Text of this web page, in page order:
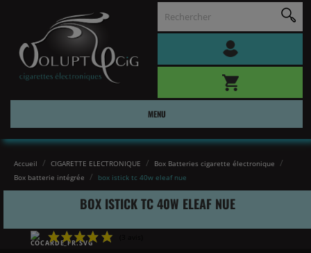
MENU
Accueil CIGARETTE ELECTRONIQUE
Box Batteries cigarette électronique
Box batterie intégrée
box istick tc 40w eleaf nue
BOX ISTICK TC 40W ELEAF NUE